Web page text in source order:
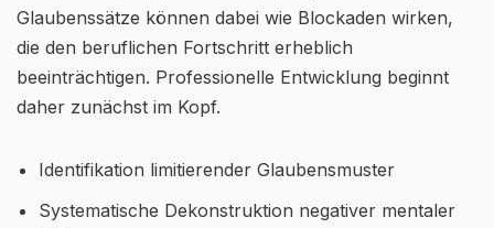
Glaubenssätze können dabei wie Blockaden wirken,
die den beruflichen Fortschritt erheblich
beeinträchtigen. Professionelle Entwicklung beginnt
daher zunächst im Kopf.
Identifikation limitierender Glaubensmuster
Systematische Dekonstruktion negativer mentaler